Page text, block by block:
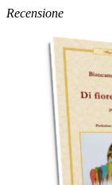
Recensione